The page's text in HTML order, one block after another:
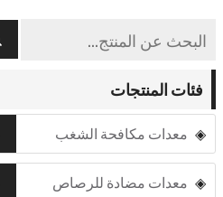
فئات المنتجات
معدات مكافحة الشغب
معدات مضادة للرصاص